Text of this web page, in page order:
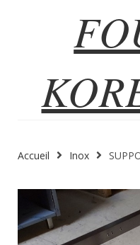
Accueil Inox